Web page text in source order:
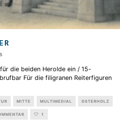
die beiden Herolde ein / 15-
Für die filigranen Reiterfiguren
MITTE MULTIMEDIAL OSTERHOLZ
1